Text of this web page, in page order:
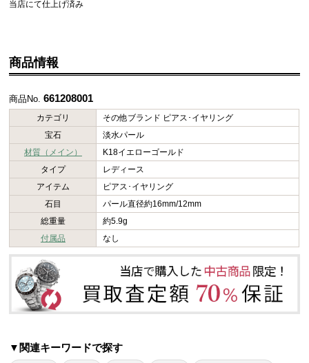
当店にて仕上げ済み
商品情報
商品No.661208001
カテゴリ
その他ブランド ピアス･イヤリング
宝石
淡水パール
材質（メイン）
K18イエローゴールド
タイプ
レディース
アイテム
ピアス･イヤリング
石目
パール直径約16mm/12mm
総重量
約5.9g
付属品
なし
▼関連キーワードで探す